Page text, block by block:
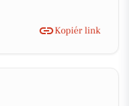
Kopiér link